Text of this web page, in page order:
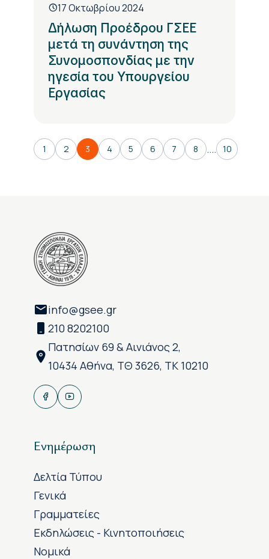
17 Οκτωβρίου 2024
Δήλωση Προέδρου ΓΣΕΕ
μετά τη συνάντηση της
Συνομοσπονδίας με την
ηγεσία του Υπουργείου
Εργασίας
1 2 3 4 5 6 7 8 .... 10
info@gsee.gr
210 8202100
Πατησίων 69 & Αινιάνος 2,
10434 Αθήνα, ΤΘ 3626, ΤΚ 10210
Ενημέρωση
Δελτία Τύπου
Γενικά
Γραμματείες
Εκδηλώσεις - Κινητοποιήσεις
Νομικά